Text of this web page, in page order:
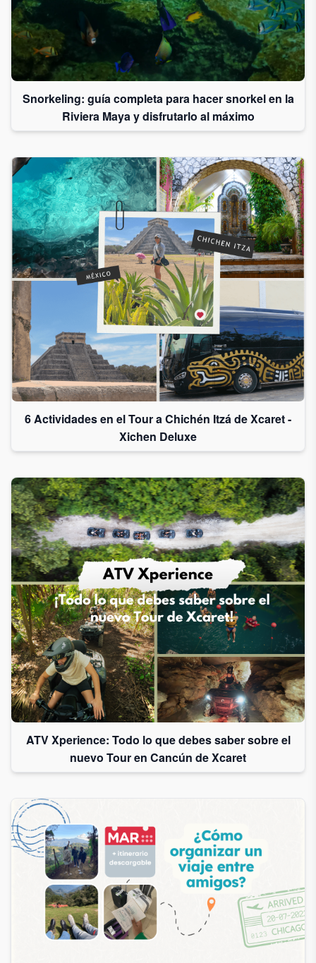
Snorkeling: guía completa para hacer snorkel en la
Riviera Maya y disfrutarlo al máximo
6 Actividades en el Tour a Chichén Itzá de Xcaret -
Xichen Deluxe
ATV Xperience: Todo lo que debes saber sobre el
nuevo Tour en Cancún de Xcaret